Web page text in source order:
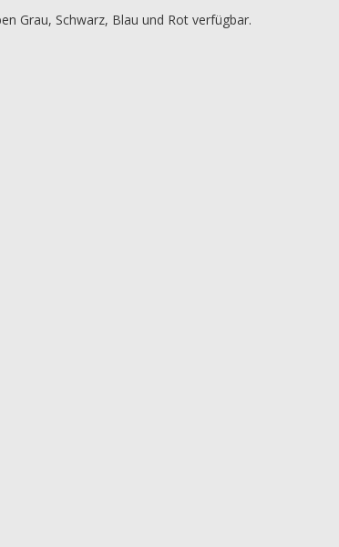
Grau, Schwarz, Blau und Rot verfügbar.